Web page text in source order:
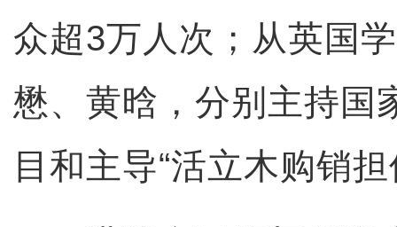
众超3万人次；从英国
懋、黄晗，分别主持国
目和主导“活立木购销